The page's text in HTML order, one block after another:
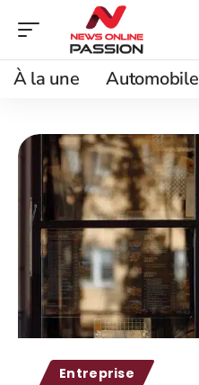
À la une Automobile
Entreprise